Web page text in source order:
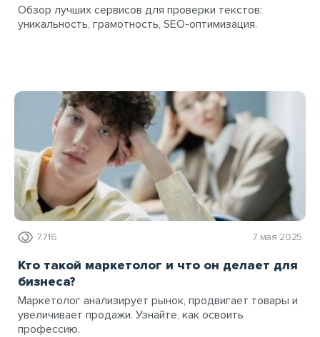
Обзор лучших сервисов для проверки текстов:
уникальность, грамотность, SEO-оптимизация.
7716 7 мая 2025
Кто такой маркетолог и что он делает для
бизнеса?
Маркетолог анализирует рынок, продвигает товары и
увеличивает продажи. Узнайте, как освоить
профессию.